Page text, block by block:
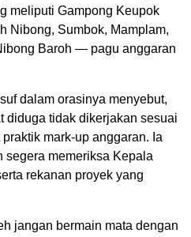
meliputi Gampong Keupok
Nibong, Sumbok, Mamplam,
Baroh — pagu anggaran
dalam orasinya menyebut,
diduga tidak dikerjakan sesuai
mark-up anggaran. Ia
segera memeriksa Kepala
rekanan proyek yang
jangan bermain mata dengan